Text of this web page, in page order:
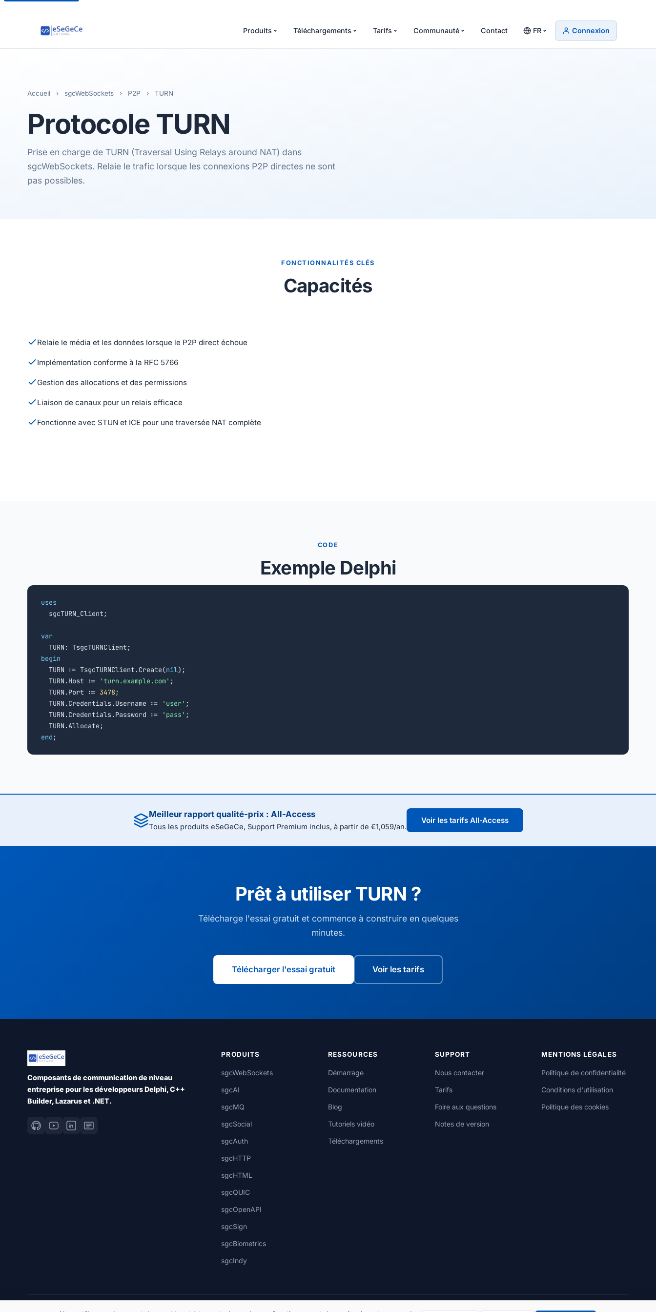
Produits Téléchargements Tarifs Communauté Contact FR Connexion
Accueil › sgcWebSockets › P2P › TURN
Protocole TURN
Prise en charge de TURN (Traversal Using Relays around NAT) dans
sgcWebSockets. Relaie le trafic lorsque les connexions P2P directes ne sont
pas possibles.
FONCTIONNALITÉS CLÉS
Capacités
Relaie le média et les données lorsque le P2P direct échoue
Implémentation conforme à la RFC 5766
Gestion des allocations et des permissions
Liaison de canaux pour un relais efficace
Fonctionne avec STUN et ICE pour une traversée NAT complète
CODE
Exemple Delphi
uses
sgcTURN_Client;
var
begin
TURN := TsgcTURNClient.Create(nil);
  TURN.Host :=
'turn.example.com' ;
  TURN.Port :=
3478 ;
  TURN.Credentials.Username :=
'user' ;
  TURN.Credentials.Password :=
'pass' ;
end ;
Meilleur rapport qualité-prix : All-Access
Tous les produits eSeGeCe, Support Premium inclus, à partir de €1,059/an.
Voir les tarifs All-Access
Prêt à utiliser TURN ?
Télécharge l'essai gratuit et commence à construire en quelques
minutes.
Télécharger l'essai gratuit Voir les tarifs
Composants de communication de niveau
entreprise pour les développeurs Delphi, C++
Builder, Lazarus et .NET.
PRODUITS
sgcWebSockets
sgcAI
sgcMQ
sgcSocial
sgcAuth
sgcHTTP
sgcHTML
sgcQUIC
sgcOpenAPI
sgcSign
sgcBiometrics
sgcIndy
RESSOURCES
Démarrage
Documentation
Blog
Tutoriels vidéo
Téléchargements
SUPPORT
Nous contacter
Tarifs
Foire aux questions
Notes de version
MENTIONS LÉGALES
Politique de confidentialité
Conditions d'utilisation
Politique des cookies